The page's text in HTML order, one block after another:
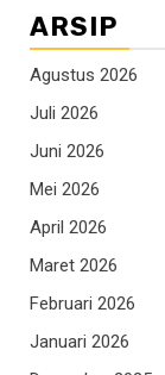
ARSIP
Agustus 2026
Juli 2026
Juni 2026
Mei 2026
April 2026
Maret 2026
Februari 2026
Januari 2026